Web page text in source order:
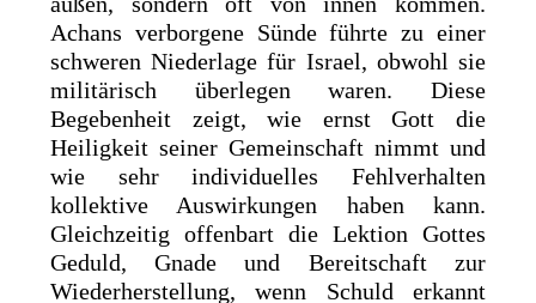
Achans verborgene Sünde führte zu einer
schweren Niederlage für Israel, obwohl sie
militärisch überlegen waren. Diese
Begebenheit zeigt, wie ernst Gott die
Heiligkeit seiner Gemeinschaft nimmt und
wie sehr individuelles Fehlverhalten
kollektive Auswirkungen haben kann.
Gleichzeitig offenbart die Lektion Gottes
Geduld, Gnade und Bereitschaft zur
Wiederherstellung, wenn Schuld erkannt